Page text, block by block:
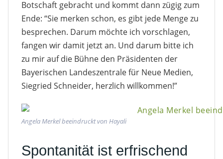
Botschaft gebracht und kommt dann zügig zum
Ende: “Sie merken schon, es gibt jede Menge zu
besprechen. Darum möchte ich vorschlagen,
fangen wir damit jetzt an. Und darum bitte ich
zu mir auf die Bühne den Präsidenten der
Bayerischen Landeszentrale für Neue Medien,
Siegried Schneider, herzlich willkommen!”
Angela Merkel beeindruckt von Hayali
Spontanität ist erfrischend